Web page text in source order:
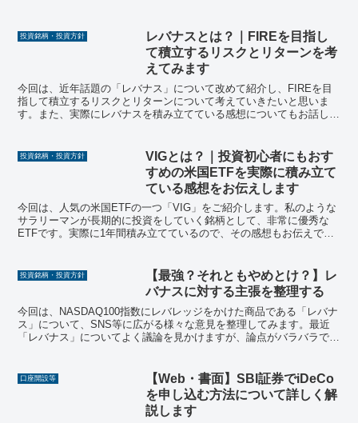
投資銘柄・投資方針
レバナスとは？｜FIREを目指し
て積立するリスクとリターンを考
えてみます
今回は、近年話題の「レバナス」について改めて紹介し、FIREを目
指して積立するリスクとリターンについて考えていきたいと思いま
す。また、実際にレバナスを積み立てている感想についてもお話しし
投資銘柄・投資方針
VIGとは？｜投資初心者にもおす
すめの米国ETFを実際に積み立て
ている感想をお伝えします
今回は、人気の米国ETFの一つ「VIG」をご紹介します。私のような
サラリーマンが長期的に投資をしていく銘柄として、非常に優秀な
ETFです。実際に1年間積み立てているので、その感想もお伝えでき
投資銘柄・投資方針
【最強？それともやめとけ？】レ
バナスに対する主張を整理する
今回は、NASDAQ100指数にレバレッジをかけた商品である「レバナ
ス」について、SNS等に広がる様々な意見を整理してみます。最近
「レバナス」についてよく議論を見かけますが、論点がバラバラでわ
口座開設等
【Web・書面】SBI証券でiDeCo
を申し込む方法について詳しく解
説します